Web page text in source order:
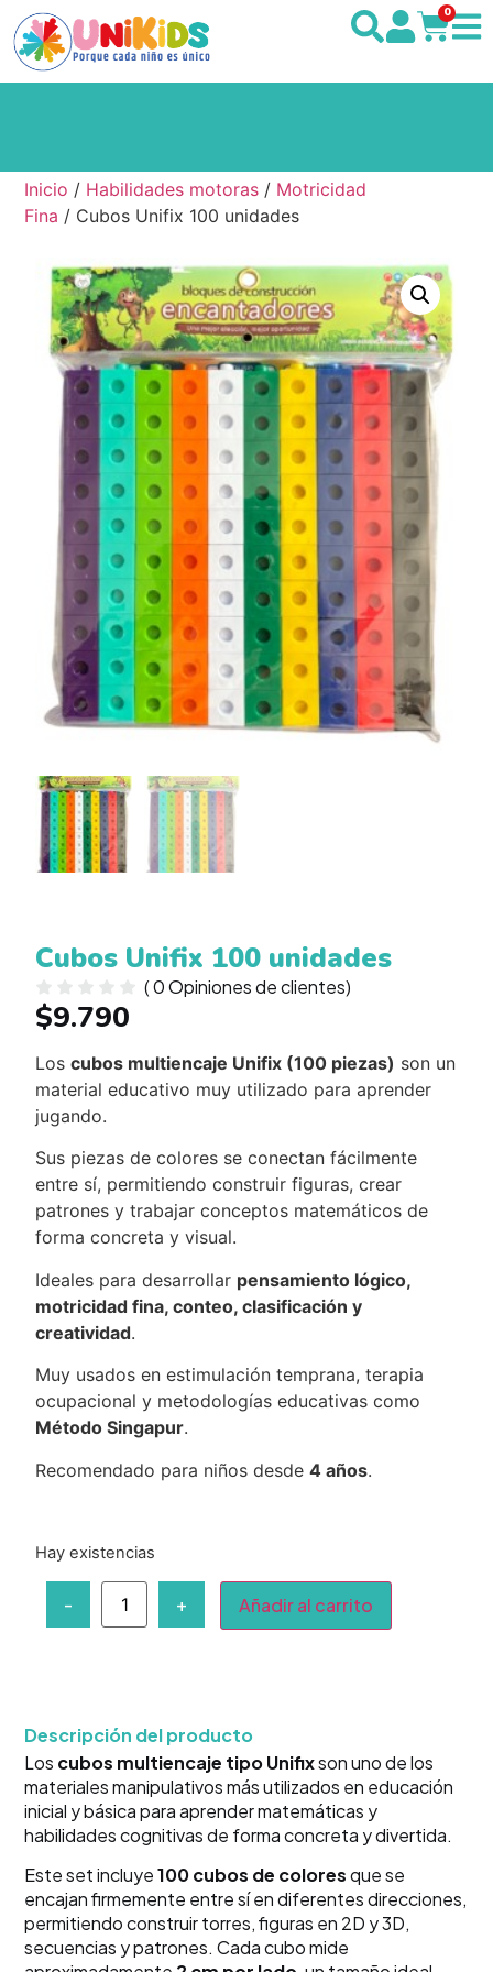
0
Inicio / Habilidades motoras / Motricidad
Fina / Cubos Unifix 100 unidades
Cubos Unifix 100 unidades
(0Opiniones de clientes)
$9.790
Loscubos multiencaje Unifix (100 piezas) son un
material educativo muy utilizado para aprender
jugando.
Sus piezas de colores se conectan fácilmente
entre sí, permitiendo construir figuras, crear
patrones y trabajar conceptos matemáticos de
forma concreta y visual.
Ideales para desarrollar pensamiento lógico,
motricidad fina, conteo, clasificación y
creatividad.
Muy usados en estimulación temprana, terapia
ocupacional y metodologías educativas como
Método Singapur.
Recomendado para niños desde4 años.
Hay existencias
- + Añadir al carrito
Descripción del producto
Los cubos multiencaje tipo Unifixson uno de los
materiales manipulativos más utilizados en educación
inicial y básica para aprender matemáticas y
habilidades cognitivas de forma concreta y divertida.
Este set incluye100 cubos de coloresque se
encajan firmemente entre sí en diferentes direcciones,
permitiendo construir torres, figuras en 2D y 3D,
secuencias y patrones. Cada cubo mide